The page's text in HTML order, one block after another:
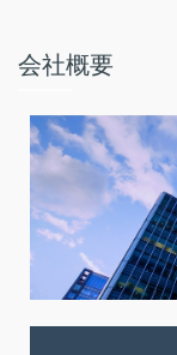
会社概要